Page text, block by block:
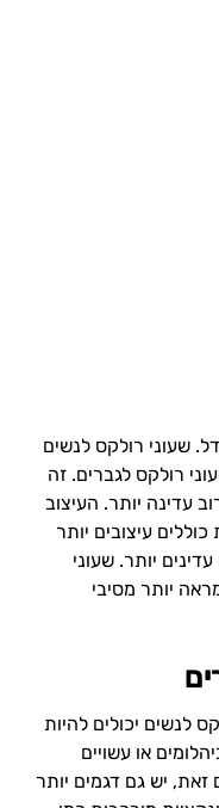
שעוני רולקס לנשים
רולקס לגברים. זה
עדינה יותר. העיצוב
עיצובים יותר
יותר. שעוני
יותר מסיבי
לנשים יכולים להיות
או עשויים
זאת, יש גם דגמים יותר